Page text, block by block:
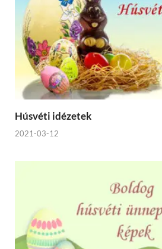
Húsvéti idézetek
2021-03-12